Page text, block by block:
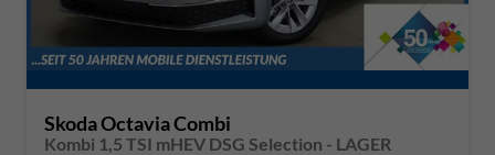
Skoda Octavia Combi
Kombi 1,5 TSI mHEV DSG Selection - LAGER